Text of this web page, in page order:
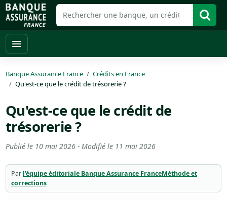
Banque Assurance France
Crédits en France
Qu'est-ce que le crédit de trésorerie ?
Qu'est-ce que le crédit de
trésorerie ?
Publié le 10 mai 2026- Modifié le 11 mai 2026
Par l’équipe éditoriale Banque Assurance FranceMéthode et
corrections